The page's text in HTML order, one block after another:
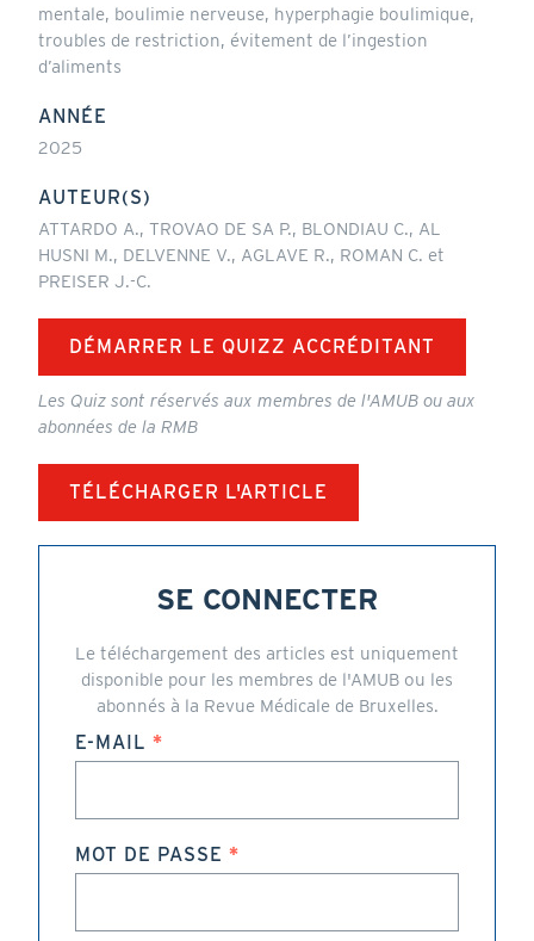
mentale, boulimie nerveuse, hyperphagie boulimique,
troubles de restriction, évitement de l’ingestion
d’aliments
ANNÉE
2025
AUTEUR(S)
ATTARDO A., TROVAO DE SA P., BLONDIAU C., AL
HUSNI M., DELVENNE V., AGLAVE R., ROMAN C. et
PREISER J.-C.
DÉMARRER LE QUIZZ ACCRÉDITANT
Les Quiz sont réservés aux membres de l'AMUB ou aux
abonnées de la RMB
TÉLÉCHARGER L'ARTICLE
SE CONNECTER
Le téléchargement des articles est uniquement
disponible pour les membres de l'AMUB ou les
abonnés à la Revue Médicale de Bruxelles.
E-MAIL
MOT DE PASSE